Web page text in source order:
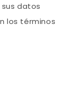
datos
los términos